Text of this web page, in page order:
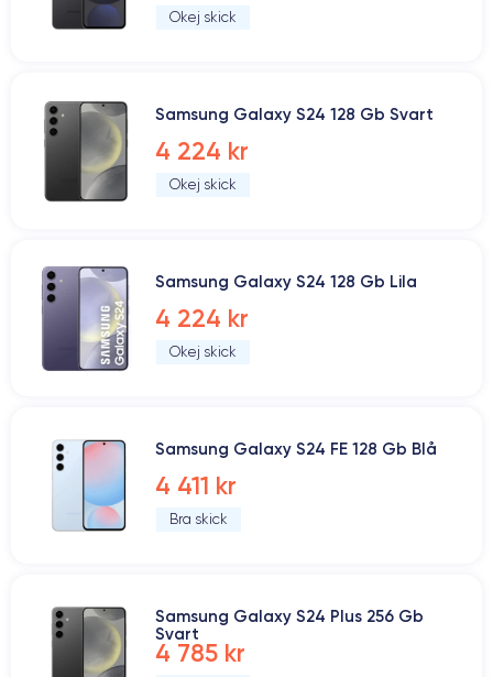
Okej skick
Samsung Galaxy S24 128 Gb Svart
4 224 kr
Okej skick
Samsung Galaxy S24 128 Gb Lila
4 224 kr
Okej skick
Samsung Galaxy S24 FE 128 Gb Blå
4 411 kr
Bra skick
Samsung Galaxy S24 Plus 256 Gb
Svart
4 785 kr